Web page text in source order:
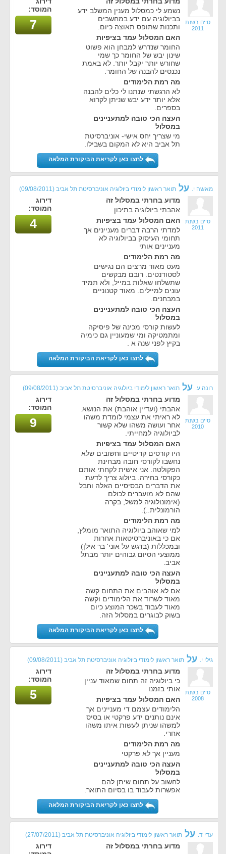
סיים בשנת
2011
נשמע לי כמסלול מענין המשלב ידע
בביולוגיה עם ידע במחשבים
ותכנות שתופס תאוצה כיום.
האם המסלול עמד בציפיות
החומר שנדרש למבחן הוא פשוט
שינון יבש של החומר כך שמי
שחורש יותר יקבל יותר. לא באמת
נכנסים להבנה של החומר.
מה רמת הלימודים
לא הרגשתי שנתנו לי כלים להבנה
אלא יותר ידע יבש שניתן לקרוא
בספרים.
העצה הכי טובה למתעניינים
במסלול
מי שצריך יחס אישי- אוניברסיטת
תל אביב היא לא המקום בשבילו.
המוסד:
7
לחצו כאן לקריאת הביקורת המלאה
מאשה י. על תואר ראשון לימודי ביולוגיה אוניברסיטת תל אביב (09/08/2011)
סיים בשנת
2011
מדוע בחרתי במסלול זה
אהבתי ביולוגיה בתיכון
האם המסלול עמד בציפיות
למדתי הרבה דברים מעניינים אך
תחומי העיסוק בביולוגיה לא
מעניינים אותי
מה רמת הלימודים
מעט מאוד מרצים הם נגישים
לסטודנטים. רובם מבקשים
שתשלחו שאלות במייל, ולא תמיד
עונים למיילים. מאוד קטנוניים
במבחנים.
העצה הכי טובה למתעניינים
במסלול
לעשות קורסי מכינה של פיסיקה
ומתמטיקה ומי שמעוניין גם כימיה
בקיץ לפני שנה א .
דירוג
המוסד:
4
לחצו כאן לקריאת הביקורת המלאה
רונה ע. על תואר ראשון לימודי ביולוגיה אוניברסיטת תל אביב (09/08/2011)
סיים בשנת
2010
מדוע בחרתי במסלול זה
אהבתי (ועדיין אוהבת) את הנושא.
לא ראיתי את עצמי לומדת משהו
אחר ועושה משהו שלא קשור
לביולוגיה למחייתי.
האם המסלול עמד בציפיות
היו קורסים קריטיים וחשובים שלא
נחשבו לקורסי חובה מבחינת
הפקולטה. אני אישית לקחתי אותם
כקורסי בחירה. ביולוג צריך לדעת
את הדברים הבסיסיים האלה וחבל
שהם לא מועברים לכולם
(אימונולוגיה למשל, בקרה
הורמונלית..).
מה רמת הלימודים
למי שאוהב ביולוגיה התואר מומלץ,
אם כי באוניברסיטאות אחרות
ובמכללות (בדגש על אוני' בר אילן)
ממוצעי הסיום גבוהים יותר מבתל
אביב.
העצה הכי טובה למתעניינים
במסלול
אם לא אוהבים את התחום קשה
מאוד לשרוד את הלימודים וקשה
מאוד לעבוד בשכר המוצע כיום
בשוק לבוגרים במסלול הזה.
דירוג
המוסד:
9
לחצו כאן לקריאת הביקורת המלאה
גילי י. על תואר ראשון לימודי ביולוגיה אוניברסיטת תל אביב (09/08/2011)
סיים בשנת
2008
מדוע בחרתי במסלול זה
כי ביולוגיה זה תחום שמאוד עניין
אותי בזמנו
האם המסלול עמד בציפיות
הלימודים עצמם די מעניינים אך
אינם נותנים ידע פרקטי או בסיס
למשהו שניתן לעשות איתו משהו
אחרי.
מה רמת הלימודים
מעניין אך לא פרקטי
העצה הכי טובה למתעניינים
במסלול
לחשוב על תחום שיתן להם
אפשרות לעבוד בו בסיום התואר.
דירוג
המוסד:
5
לחצו כאן לקריאת הביקורת המלאה
עדי ד. על תואר ראשון לימודי ביולוגיה אוניברסיטת תל אביב (27/07/2011)
מדוע בחרתי במסלול זה
דירוג